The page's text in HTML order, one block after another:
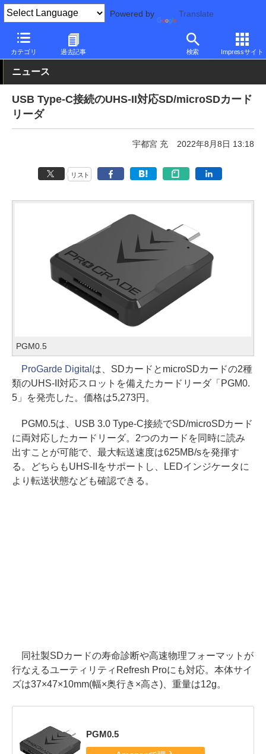
Powered by Translate
カテゴリ 過去記事 検索 Impressサイト
PC Watch 半導体/周辺機器 その他
ニュース
USB Type-C接続のUHS-II対応SD/microSDカード
リーダ
宇都宮 充 2022年8月8日 13:18
リスト
PGM0.5
ProGarde Digital は、SDカードとmicroSDカードの2種
類のUHS-II対応スロットを備えたカードリーダ「PGM0.
5」を発売した。価格は5,273円。
PGM0.5は、USB 3.0 Type-C接続でSD/microSDカード
に両対応したカードリーダ。2つのカードを同時に読み
出すことが可能で、最大転送速度は625MB/sを発揮す
る。どちらもUHS-IIをサポートし、LEDインジケータに
より転送状態なども確認できる。
同社製SDカードの寿命診断や高速物理フォーマットが
行なえるユーティリティRefresh Proにも対応。本体サイ
ズは37×47×10mm(幅×奥行き×高さ)、重量は12g。
PGM0.5